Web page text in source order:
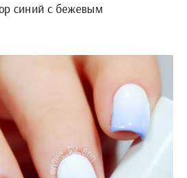
синий с бежевым